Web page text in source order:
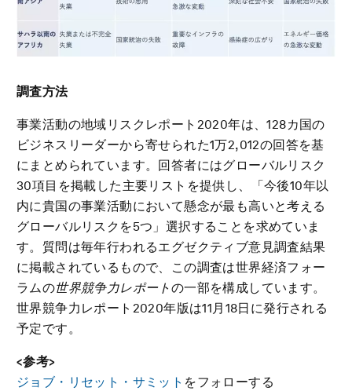
調査方法
事業活動の地域リスクレポート2020年は、128カ国の
ビジネスリーダーから寄せられた1万2,012の回答を基
にまとめられています。回答者にはグローバルリスク
30項目を掲載した主要リストを提供し、「今後10年以
内に貴国の事業活動において懸念が最も高いと考える
グローバルリスクを5つ」選択することを求めていま
す。質問は毎年行われるエグゼクティブ意見調査結果
に掲載されているもので、この調査は世界経済フォー
ラムの世界競争力レポート の一部を構成しています。
世界競争力レポート2020年版は11月18日に発行される
予定です。
<参考>
ジョブ・リセット・サミット をフォローする